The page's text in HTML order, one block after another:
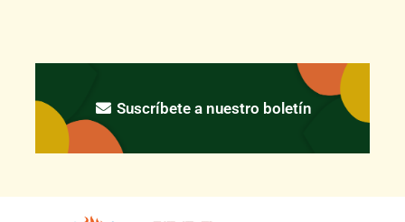
Suscríbete a nuestro boletín